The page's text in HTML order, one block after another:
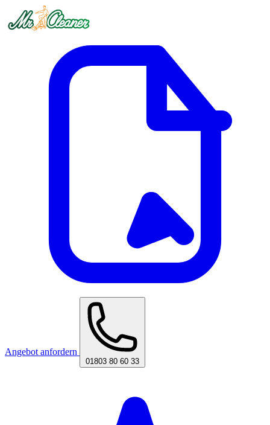
Angebot anfordern
01803 80 60 33